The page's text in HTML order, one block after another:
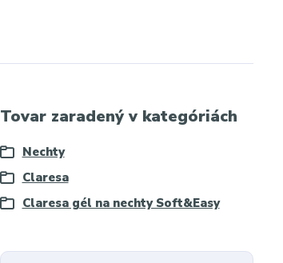
Tovar zaradený v kategóriách
Nechty
Claresa
Claresa gél na nechty Soft&Easy